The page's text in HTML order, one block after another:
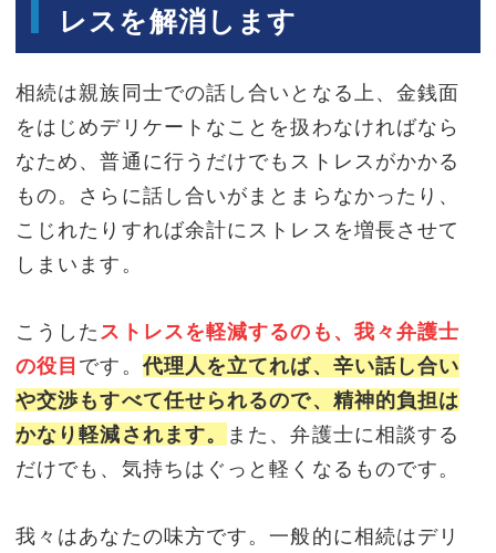
レスを解消します
相続は親族同士での話し合いとなる上、金銭面
をはじめデリケートなことを扱わなければなら
なため、普通に行うだけでもストレスがかかる
もの。さらに話し合いがまとまらなかったり、
こじれたりすれば余計にストレスを増長させて
しまいます。
こうした ストレスを軽減するのも、我々弁護士
の役目 です。代理人を立てれば、辛い話し合い
や交渉もすべて任せられるので、精神的負担は
かなり軽減されます。
また、弁護士に相談する
だけでも、気持ちはぐっと軽くなるものです。
我々はあなたの味方です。一般的に相続はデリ